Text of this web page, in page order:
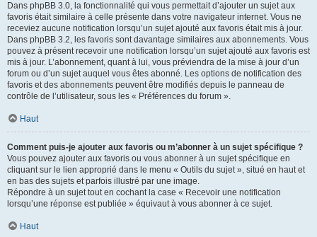
Dans phpBB 3.0, la fonctionnalité qui vous permettait d’ajouter un sujet aux
favoris était similaire à celle présente dans votre navigateur internet. Vous ne
receviez aucune notification lorsqu’un sujet ajouté aux favoris était mis à jour.
Dans phpBB 3.2, les favoris sont davantage similaires aux abonnements. Vous
pouvez à présent recevoir une notification lorsqu’un sujet ajouté aux favoris est
mis à jour. L’abonnement, quant à lui, vous préviendra de la mise à jour d’un
forum ou d’un sujet auquel vous êtes abonné. Les options de notification des
favoris et des abonnements peuvent être modifiés depuis le panneau de
contrôle de l’utilisateur, sous les « Préférences du forum ».
Haut
Comment puis-je ajouter aux favoris ou m’abonner à un sujet spécifique ?
Vous pouvez ajouter aux favoris ou vous abonner à un sujet spécifique en
cliquant sur le lien approprié dans le menu « Outils du sujet », situé en haut et
en bas des sujets et parfois illustré par une image.
Répondre à un sujet tout en cochant la case « Recevoir une notification
lorsqu’une réponse est publiée » équivaut à vous abonner à ce sujet.
Haut